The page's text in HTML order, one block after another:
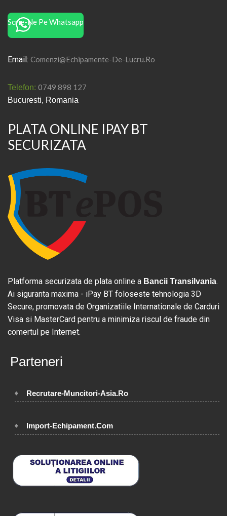
Scrie-Ne Pe Whatsapp
Email: Comenzi@echipamente-De-Lucru.ro
Telefon: 0749 898 127
Bucuresti, Romania
PLATA ONLINE IPAY BT
SECURIZATA
Platforma securizata de plata online a Bancii Transilvania.
Ai siguranta maxima - iPay BT foloseste tehnologia 3D
Secure, promovata de Organizatiile Internationale de Carduri
Visa si MasterCard pentru a minimiza riscul de fraude din
comertul pe Internet.
Parteneri
Recrutare-Muncitori-Asia.Ro
Import-Echipament.Com